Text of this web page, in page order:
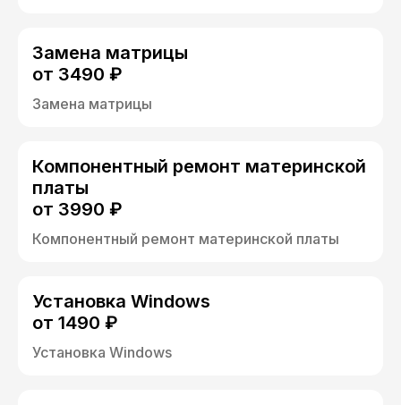
Замена матрицы
от 3490 ₽
Замена матрицы
Компонентный ремонт материнской
платы
от 3990 ₽
Компонентный ремонт материнской платы
Установка Windows
от 1490 ₽
Установка Windows